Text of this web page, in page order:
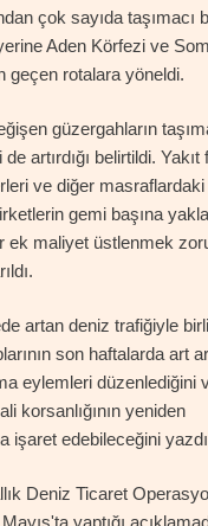
çok sayıda taşımacı
Aden Körfezi ve
geçen rotalara yöneldi.
güzergahların
artırdığı belirtildi. Yakıt
ve diğer masraflardaki
gemi başına
ek maliyet üstlenmek
artan deniz trafiğiyle
son haftalarda art
eylemleri düzenlediğini
korsanlığının yeniden
işaret edebileceğini
Deniz Ticaret
yaptığı